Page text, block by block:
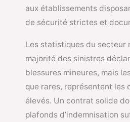
aux établissements
de sécurité strictes et
Les statistiques du secteur
majorité des sinistres
blessures mineures, mais
que rares, représentent les
élevés. Un contrat solide
plafonds d’indemnisation